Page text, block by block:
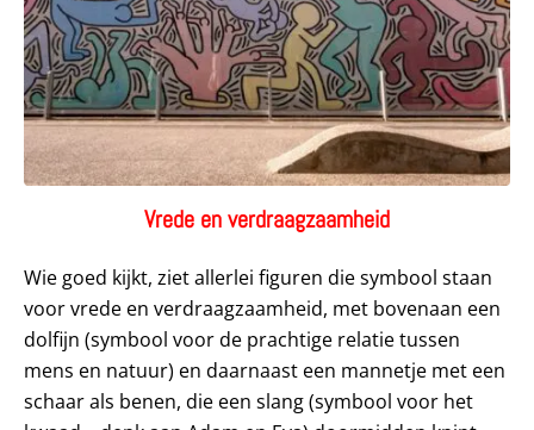
Vrede en verdraagzaamheid
Wie goed kijkt, ziet allerlei figuren die symbool staan
voor vrede en verdraagzaamheid, met bovenaan een
dolfijn (symbool voor de prachtige relatie tussen
mens en natuur) en daarnaast een mannetje met een
schaar als benen, die een slang (symbool voor het